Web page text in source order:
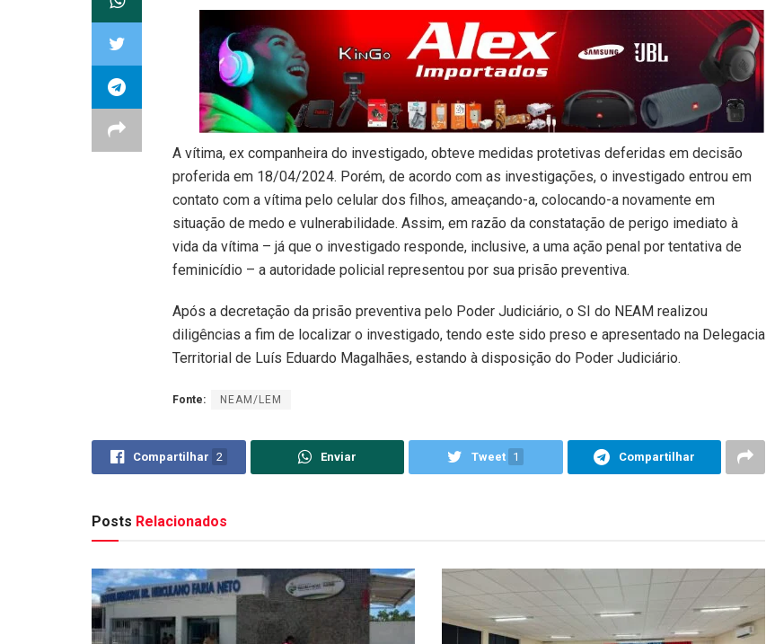
A vítima, ex companheira do investigado, obteve medidas protetivas deferidas em decisão
proferida em 18/04/2024. Porém, de acordo com as investigações, o investigado entrou em
contato com a vítima pelo celular dos filhos, ameaçando-a, colocando-a novamente em
situação de medo e vulnerabilidade. Assim, em razão da constatação de perigo imediato à
vida da vítima – já que o investigado responde, inclusive, a uma ação penal por tentativa de
feminicídio – a autoridade policial representou por sua prisão preventiva.
Após a decretação da prisão preventiva pelo Poder Judiciário, o SI do NEAM realizou
diligências a fim de localizar o investigado, tendo este sido preso e apresentado na Delegacia
Territorial de Luís Eduardo Magalhães, estando à disposição do Poder Judiciário.
Fonte: NEAM/LEM
Compartilhar 2 Enviar Tweet 1 Compartilhar
Posts Relacionados